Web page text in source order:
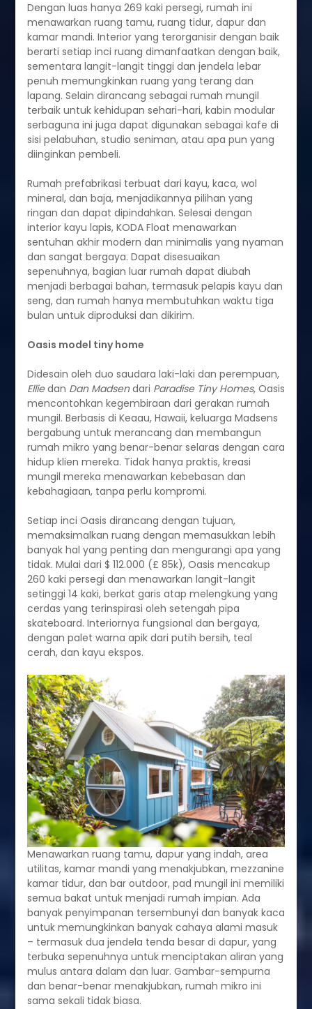
Dengan luas hanya 269 kaki persegi, rumah ini
menawarkan ruang tamu, ruang tidur, dapur dan
kamar mandi. Interior yang terorganisir dengan baik
berarti setiap inci ruang dimanfaatkan dengan baik,
sementara langit-langit tinggi dan jendela lebar
penuh memungkinkan ruang yang terang dan
lapang. Selain dirancang sebagai rumah mungil
terbaik untuk kehidupan sehari-hari, kabin modular
serbaguna ini juga dapat digunakan sebagai kafe di
sisi pelabuhan, studio seniman, atau apa pun yang
diinginkan pembeli.
Rumah prefabrikasi terbuat dari kayu, kaca, wol
mineral, dan baja, menjadikannya pilihan yang
ringan dan dapat dipindahkan. Selesai dengan
interior kayu lapis, KODA Float menawarkan
sentuhan akhir modern dan minimalis yang nyaman
dan sangat bergaya. Dapat disesuaikan
sepenuhnya, bagian luar rumah dapat diubah
menjadi berbagai bahan, termasuk pelapis kayu dan
seng, dan rumah hanya membutuhkan waktu tiga
bulan untuk diproduksi dan dikirim.
Oasis model tiny home
Didesain oleh duo saudara laki-laki dan perempuan,
Elliedan Dan Madsendari Paradise Tiny Homes, Oasis
mencontohkan kegembiraan dari gerakan rumah
mungil. Berbasis di Keaau, Hawaii, keluarga Madsens
bergabung untuk merancang dan membangun
rumah mikro yang benar-benar selaras dengan cara
hidup klien mereka. Tidak hanya praktis, kreasi
mungil mereka menawarkan kebebasan dan
kebahagiaan, tanpa perlu kompromi.
Setiap inci Oasis dirancang dengan tujuan,
memaksimalkan ruang dengan memasukkan lebih
banyak hal yang penting dan mengurangi apa yang
tidak. Mulai dari $ 112.000 (£ 85k), Oasis mencakup
260 kaki persegi dan menawarkan langit-langit
setinggi 14 kaki, berkat garis atap melengkung yang
cerdas yang terinspirasi oleh setengah pipa
skateboard. Interiornya fungsional dan bergaya,
dengan palet warna apik dari putih bersih, teal
cerah, dan kayu ekspos.
Menawarkan ruang tamu, dapur yang indah, area
utilitas, kamar mandi yang menakjubkan, mezzanine
kamar tidur, dan bar outdoor, pad mungil ini memiliki
semua bakat untuk menjadi rumah impian. Ada
banyak penyimpanan tersembunyi dan banyak kaca
untuk memungkinkan banyak cahaya alami masuk
– termasuk dua jendela tenda besar di dapur, yang
terbuka sepenuhnya untuk menciptakan aliran yang
mulus antara dalam dan luar. Gambar-sempurna
dan benar-benar menakjubkan, rumah mikro ini
sama sekali tidak biasa.